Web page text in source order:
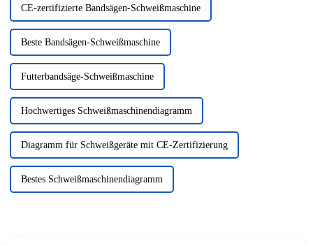
CE-zertifizierte Bandsägen-Schweißmaschine
Beste Bandsägen-Schweißmaschine
Futterbandsäge-Schweißmaschine
Hochwertiges Schweißmaschinendiagramm
Diagramm für Schweißgeräte mit CE-Zertifizierung
Bestes Schweißmaschinendiagramm